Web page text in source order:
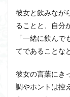
彼女と飲みなが
ることと、自分
「一緒に飲ん
てであることな
彼女の言葉にき
調やホントは控